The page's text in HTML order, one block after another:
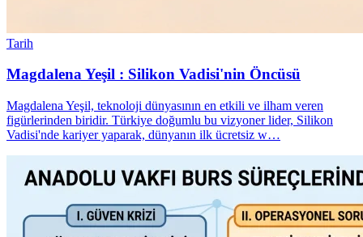
Tarih
Magdalena Yeşil : Silikon Vadisi'nin Öncüsü
Magdalena Yeşil, teknoloji dünyasının en etkili ve ilham veren
figürlerinden biridir. Türkiye doğumlu bu vizyoner lider, Silikon
Vadisi'nde kariyer yaparak, dünyanın ilk ücretsiz w…